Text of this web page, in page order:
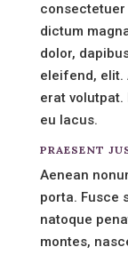
dictum
dolor,
eleifend, elit.
erat
eu lacus.
PRAESENT
Aenean
porta. Fusce
natoque
montes,